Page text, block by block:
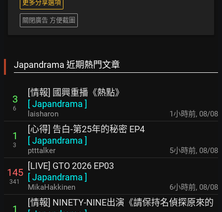
更多分享選項
關閉廣告 方便截圖
Japandrama 近期熱門文章
3
6
[情報] 國興重播《熱點》
[Japandrama ]
laisharon 1小時前, 08/08
1
3
[心得] 告白-第25年的秘密 EP4
[Japandrama ]
ptttalker 5小時前, 08/08
145
341
[LIVE] GTO 2026 EP03
[Japandrama ]
MikaHakkinen 6小時前, 08/08
1
[情報] NINETY-NINE出演《請保持名偵探原來的